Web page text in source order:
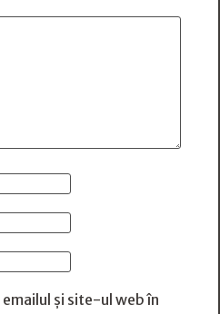
și site-ul web în